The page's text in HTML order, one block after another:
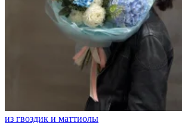
из гвоздик и маттиолы